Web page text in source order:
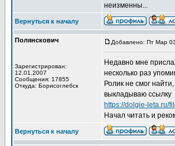
неизменны...
Вернуться к началу
Полянскович
Зарегистрирован:
12.01.2007
Сообщения: 17855
Откуда: Борисоглебск
Добавлено: Пт Мар
Недавно мне
несколько раз
Ролик не смог
выкладываю ссылку
https://dolgie-leta.ru/
Начал читать и
Вернуться к началу